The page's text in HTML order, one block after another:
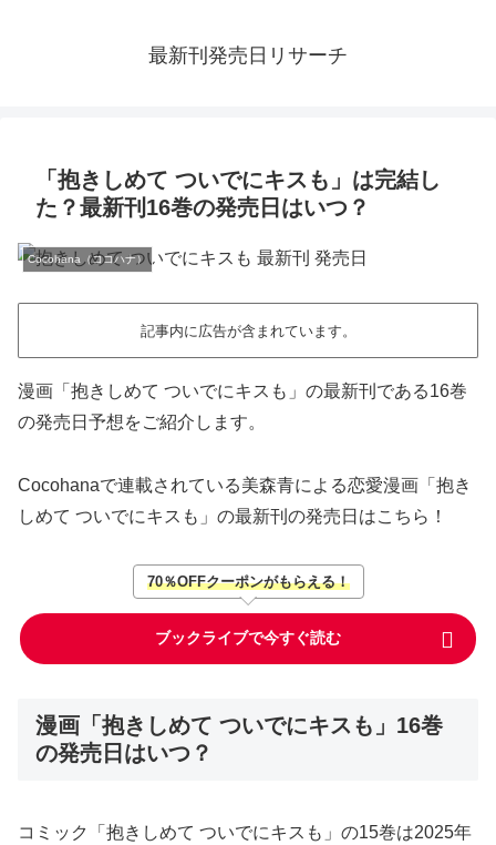
最新刊発売日リサーチ
「抱きしめて ついでにキスも」は完結し
た？最新刊16巻の発売日はいつ？
Cocohana（ココハナ）
記事内に広告が含まれています。
漫画「抱きしめて ついでにキスも」の最新刊である16巻
の発売日予想をご紹介します。
Cocohanaで連載されている美森青による恋愛漫画「抱き
しめて ついでにキスも」の最新刊の発売日はこちら！
70％OFFクーポンがもらえる！
ブックライブで今すぐ読む
漫画「抱きしめて ついでにキスも」16巻
の発売日はいつ？
コミック「抱きしめて ついでにキスも」の15巻は2025年